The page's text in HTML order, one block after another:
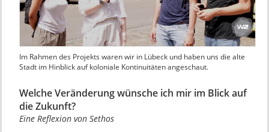
Im Rahmen des Projekts waren wir in Lübeck und haben uns die alte
Stadt im Hinblick auf koloniale Kontinuitäten angeschaut.
Welche Veränderung wünsche ich mir im Blick auf
die Zukunft?
Eine Reflexion von Sethos